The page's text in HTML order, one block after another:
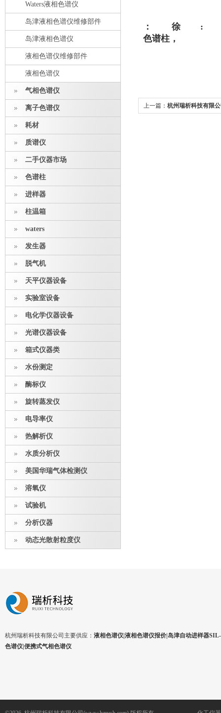
Waters液相色谱仪
岛津液相色谱仪维修部件
岛津液相色谱仪
液相色谱仪维修部件
液相色谱仪
气相色谱仪
离子色谱仪
耗材
质谱仪
二手仪器市场
色谱柱
进样器
柱温箱
waters
发生器
脱气机
天平仪器设备
实验室设备
电化学仪器设备
光谱仪器设备
箱式仪器类
水份测定
酶标仪
旋转蒸发仪
电导率仪
热解析仪
水质分析仪
美国华瑞气体检测仪
溶氧仪
试验机
分析仪器
动态光散射粒度仪
： 徐 :
色谱柱，
上一篇： 杭州瑞析科技有限
杭州瑞析科技有限公司主要供应： 液相色谱仪|液相色谱仪报价|岛津自动进样器
色谱仪|便携式气相色谱仪